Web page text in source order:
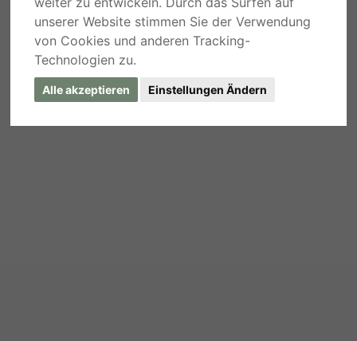
unserer Website stimmen Sie der Verwendung
von Cookies und anderen Tracking-
Technologien zu.
Alle akzeptieren Einstellungen Ändern